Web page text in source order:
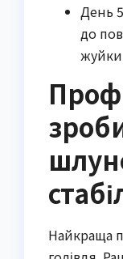
День
до
Найкраща